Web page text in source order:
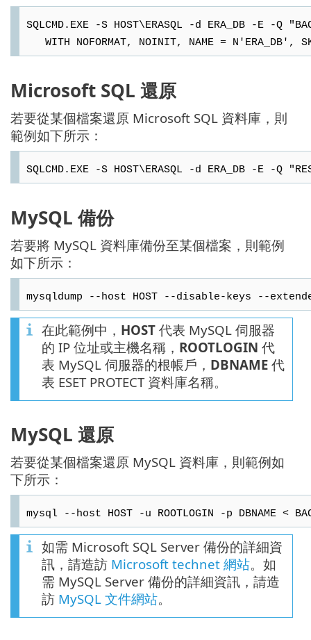
SQLCMD.EXE -S HOST\ERASQL -d ERA_DB -E -Q
WITH NOFORMAT, NOINIT, NAME = N'ERA_DB',
Microsoft SQL 還原
若要從某個檔案還原 Microsoft SQL 資料庫，則
範例如下所示：
SQLCMD.EXE -S HOST\ERASQL -d ERA_DB -E -Q
MySQL 備份
若要將 MySQL 資料庫備份至某個檔案，則範例
如下所示：
mysqldump --host HOST --disable-keys --
在此範例中， HOST 代表 MySQL 伺服器
的 IP 位址或主機名稱， ROOTLOGIN 代
表 MySQL 伺服器的根帳戶， DBNAME 代
表 ESET PROTECT 資料庫名稱。
MySQL 還原
若要從某個檔案還原 MySQL 資料庫，則範例如
下所示：
mysql --host HOST -u ROOTLOGIN -p DBNAME <
如需 Microsoft SQL Server 備份的詳細資
訊，請造訪 Microsoft technet 網站。如
需 MySQL Server 備份的詳細資訊，請造
訪 MySQL 文件網站。